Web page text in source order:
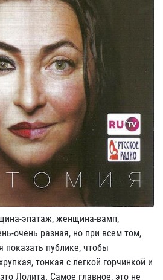
эпатаж, женщина-вамп,
очень разная, но при всем том,
показать публике, чтобы
тонкая с легкой горчинкой и
Лолита. Самое главное, это не